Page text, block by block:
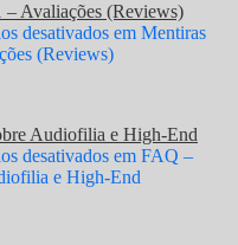
Avaliações (Reviews)
desativados em Mentiras
(Reviews)
Audiofilia e High-End
desativados em FAQ –
e High-End